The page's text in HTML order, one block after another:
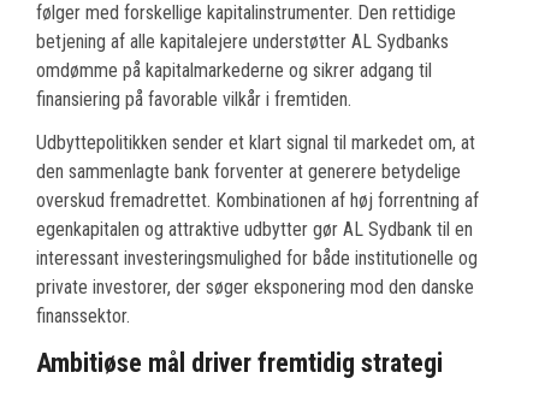
følger med forskellige kapitalinstrumenter. Den rettidige
betjening af alle kapitalejere understøtter AL Sydbanks
omdømme på kapitalmarkederne og sikrer adgang til
finansiering på favorable vilkår i fremtiden.
Udbyttepolitikken sender et klart signal til markedet om, at
den sammenlagte bank forventer at generere betydelige
overskud fremadrettet. Kombinationen af høj forrentning af
egenkapitalen og attraktive udbytter gør AL Sydbank til en
interessant investeringsmulighed for både institutionelle og
private investorer, der søger eksponering mod den danske
finanssektor.
Ambitiøse mål driver fremtidig strategi